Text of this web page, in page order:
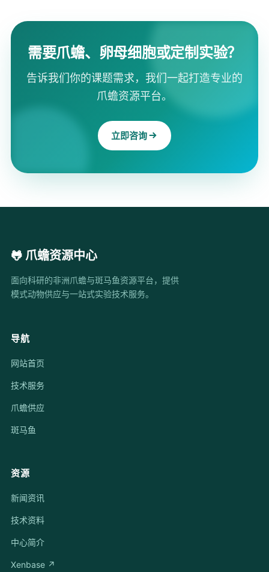
需要爪蟾、卵母细胞或定制实验？
告诉我们你的课题需求，我们一起打造专业的
爪蟾资源平台。
立即咨询
🐸 爪蟾资源中心
面向科研的非洲爪蟾与斑马鱼资源平台，提供
模式动物供应与一站式实验技术服务。
导航
网站首页
技术服务
爪蟾供应
斑马鱼
资源
新闻资讯
技术资料
中心简介
Xenbase ↗